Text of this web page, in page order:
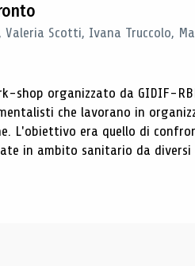
Scotti, Ivana Truccolo,
shop organizzato da GIDIF-
che lavorano in
L'obiettivo era quello di
in ambito sanitario da diversi